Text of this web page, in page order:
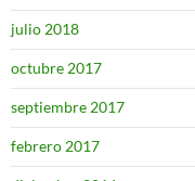
julio 2018
octubre 2017
septiembre 2017
febrero 2017